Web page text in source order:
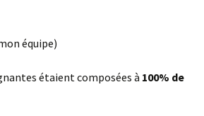
équipe)
étaient composées à 100% de